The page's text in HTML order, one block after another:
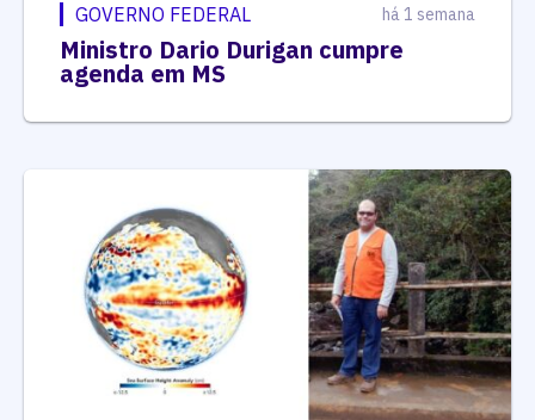
GOVERNO FEDERAL há 1 semana
Ministro Dario Durigan cumpre
agenda em MS